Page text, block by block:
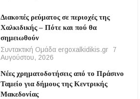
Διακοπές ρεύματος σε περιοχές της
Χαλκιδικής – Πότε και πού θα
σημειωθούν
Συντακτική Ομάδα ergoxalkidikis.gr
7
Αυγούστου, 2026
Νέες χρηματοδοτήσεις από το Πράσινο
Ταμείο για δήμους της Κεντρικής
Μακεδονίας